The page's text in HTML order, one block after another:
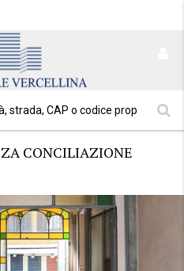
CONCILIAZIONE